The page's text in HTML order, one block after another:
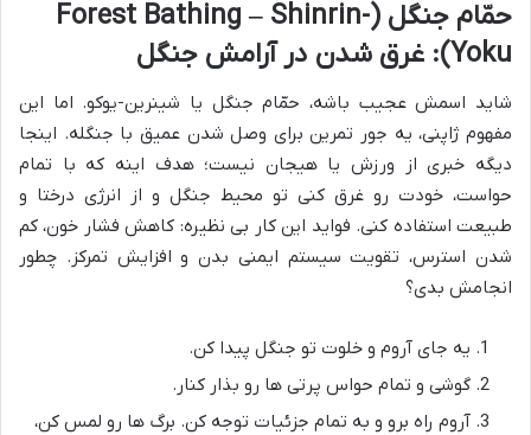
حمّام جنگل (Forest Bathing – Shinrin-
Yoku): غرق شدن در آرامش جنگل
شاید اسمش عجیب باشه، حمّام جنگل یا شینرین-یوکو. اما این
مفهوم ژاپنی، یه جور تمرین برای وصل شدن عمیق با جنگله. اینجا
دیگه خبری از ورزش یا هیجان نیست؛ هدف اینه که با تمام
حواست، خودت رو غرق کنی تو محیط جنگل و از انرژی درختا و
طبیعت استفاده کنی. فواید این کار بی نظیره: کاهش فشار خون، کم
شدن استرس، تقویت سیستم ایمنی بدن و افزایش تمرکز. چطور
انجامش بدی؟
یه جای آروم و خلوت تو جنگل پیدا کن.
گوشی و تمام حواس پرتی ها رو بذار کنار.
آروم راه برو و به تمام جزئیات توجه کن. برگ ها رو لمس کن،